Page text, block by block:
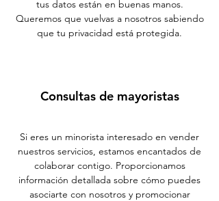
tus datos están en buenas manos.
Queremos que vuelvas a nosotros sabiendo
que tu privacidad está protegida.
Consultas de mayoristas
Si eres un minorista interesado en vender
nuestros servicios, estamos encantados de
colaborar contigo. Proporcionamos
información detallada sobre cómo puedes
asociarte con nosotros y promocionar